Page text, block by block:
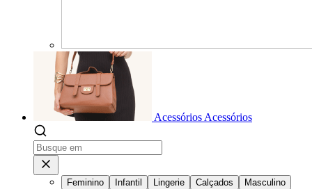
Acessórios Acessórios
Feminino Infantil Lingerie Calçados
Masculino